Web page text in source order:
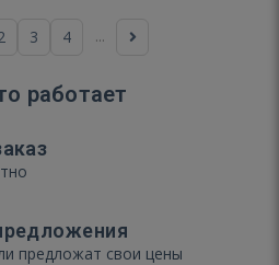
3 4 ...
работает
предложат свои цены